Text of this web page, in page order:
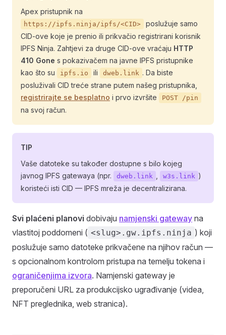
Apex pristupnik na
https://ipfs.ninja/ipfs/<CID>
poslužuje samo
CID-ove koje je prenio ili prikvačio registrirani korisnik
IPFS Ninja. Zahtjevi za druge CID-ove vraćaju HTTP
410 Gone s pokazivačem na javne IPFS pristupnike
kao što su
ipfs.io ili dweb.link . Da biste
posluživali CID treće strane putem našeg pristupnika,
registrirajte se besplatno i prvo izvršite POST /pin
na svoj račun.
TIP
Vaše datoteke su također dostupne s bilo kojeg
javnog IPFS gatewaya (npr.
dweb.link w3s.link )
koristeći isti CID — IPFS mreža je decentralizirana.
Svi plaćeni planovi dobivaju namjenski gateway na
vlastitoj poddomeni ( <slug>.gw.ipfs.ninja ) koji
poslužuje samo datoteke prikvačene na njihov račun —
s opcionalnom kontrolom pristupa na temelju tokena i
ograničenjima izvora. Namjenski gateway je
preporučeni URL za produkcijsko ugrađivanje (videa,
NFT preglednika, web stranica).